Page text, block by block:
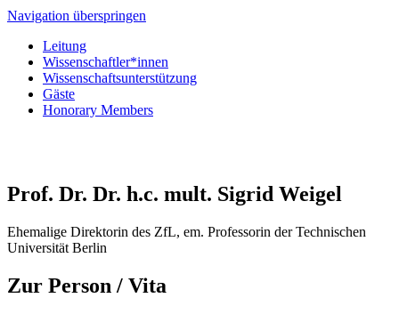
Navigation überspringen
Leitung
Wissenschaftler*innen
Wissenschaftsunterstützung
Gäste
Honorary Members
Prof. Dr. Dr. h.c. mult. Sigrid Weigel
Ehemalige Direktorin des ZfL, em. Professorin der Technischen
Universität Berlin
Zur Person / Vita